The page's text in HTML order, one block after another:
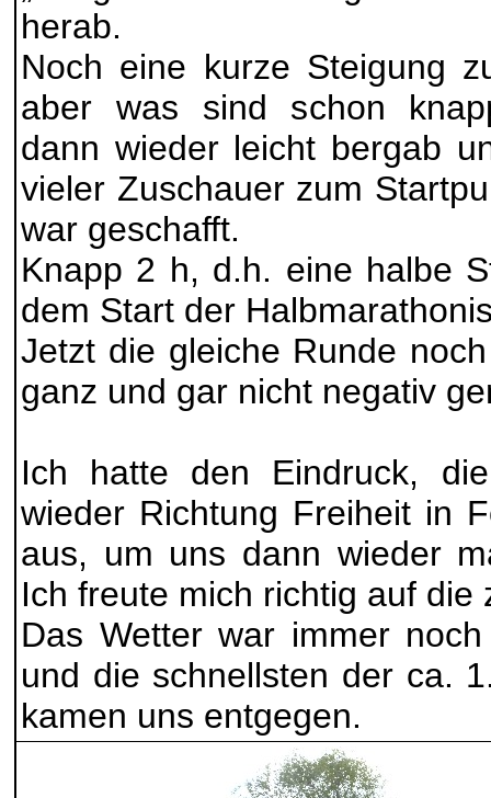
herab.
Noch eine kurze Steigung
aber was sind schon
dann wieder leicht bergab
vieler Zuschauer zum
war geschafft.
Knapp 2 h, d.h. eine halbe
dem Start der
Jetzt die gleiche Runde
ganz und gar nicht negativ
Ich hatte den Eindruck,
wieder Richtung Freiheit in
aus, um uns dann wieder
Ich freute mich richtig auf die
Das Wetter war immer
und die schnellsten der ca.
kamen uns entgegen.